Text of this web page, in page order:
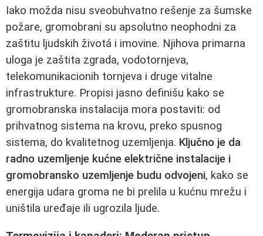
Iako možda nisu sveobuhvatno rešenje za šumske
požare, gromobrani su apsolutno neophodni za
zaštitu ljudskih životá i imovine. Njihova primarna
uloga je zaštita zgrada, vodotornjeva,
telekomunikacionih tornjeva i druge vitalne
infrastrukture. Propisi jasno definišu kako se
gromobranska instalacija mora postaviti: od
prihvatnog sistema na krovu, preko spusnog
sistema, do kvalitetnog uzemljenja. Ključno je da
radno uzemljenje kućne električne instalacije i
gromobransko uzemljenje budu odvojeni, kako se
energija udara groma ne bi prelila u kućnu mrežu i
uništila uređaje ili ugrozila ljude.